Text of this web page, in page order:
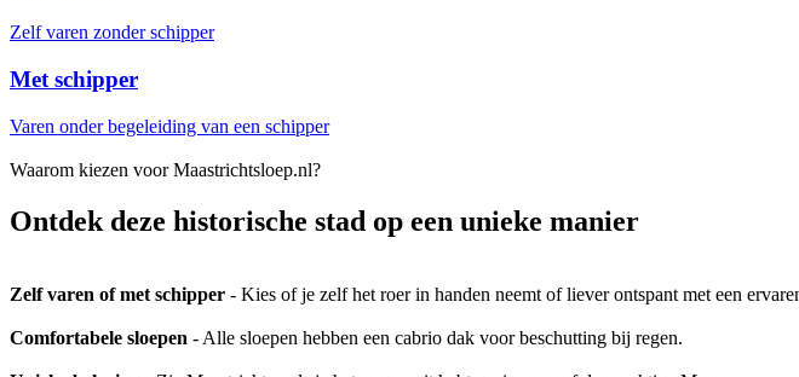
Zelf varen zonder schipper
Met schipper
Varen onder begeleiding van een schipper
Waarom kiezen voor Maastrichtsloep.nl?
Ontdek deze historische stad op een unieke manier
Zelf varen of met schipper - Kies of je zelf het roer in handen neemt of liever ontspant met een
Comfortabele sloepen - Alle sloepen hebben een cabrio dak voor beschutting bij regen.